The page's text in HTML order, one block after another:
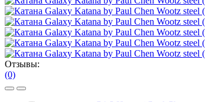
Отзывы:
(0)